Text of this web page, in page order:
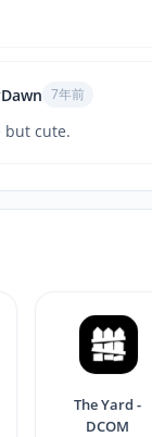
7年前
but cute.
The Yard -
DCOM